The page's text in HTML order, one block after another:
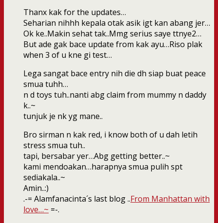
Thanx kak for the updates…
Seharian nihhh kepala otak asik igt kan abang jer…
Ok ke..Makin sehat tak..Mmg serius saye ttnye2…
But ade gak bace update from kak ayu…Riso plak
when 3 of u kne gi test…
Lega sangat bace entry nih die dh siap buat peace
smua tuhh…
n d toys tuh..nanti abg claim from mummy n daddy
k..~
tunjuk je nk yg mane..
Bro sirman n kak red, i know both of u dah letih
stress smua tuh..
tapi, bersabar yer…Abg getting better..~
kami mendoakan…harapnya smua pulih spt
sediakala..~
Amin..:)
.-= Alamfanacinta´s last blog ..From Manhattan with
love…~ =-.